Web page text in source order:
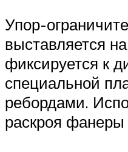
Упор-
выставляется
фиксируется к
специальной
ребордами.
раскроя фанеры